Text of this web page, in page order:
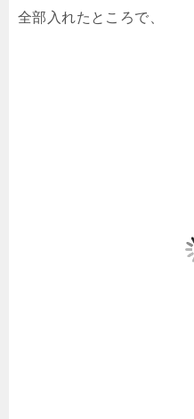
全部入れたところで、